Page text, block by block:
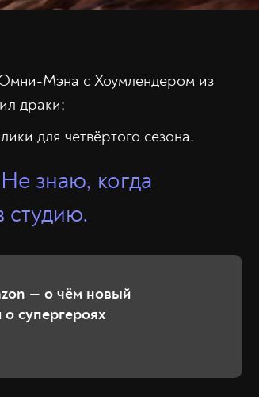
Мэна с Хоумлендером из
драки;
для четвёртого сезона.
знаю, когда
студию.
— о чём новый
супергероях